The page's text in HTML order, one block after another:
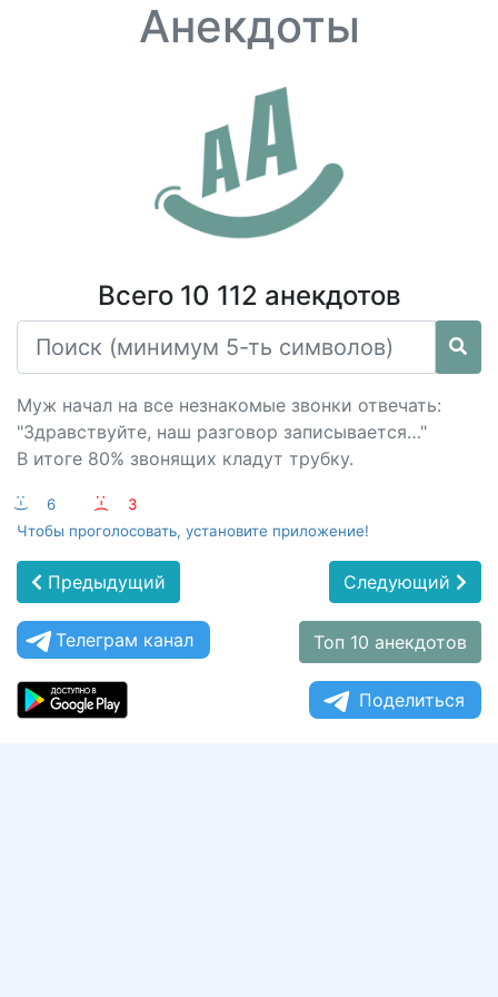
Анекдоты
Всего 10 112 анекдотов
Муж начал на все незнакомые звонки отвечать:
"Здравствуйте, наш разговор записывается…"
В итоге 80% звонящих кладут трубку.
:-) 6 :-(
3
Чтобы проголосовать, установите приложение!
Предыдущий Следующий
Телеграм канал Топ 10 анекдотов
Поделиться